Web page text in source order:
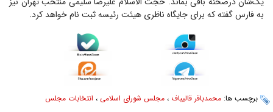
به فارس گفته که برای جایگاه ناظری هیئت رئیسه ثبت نام خواهد کرد.
برچسب ها: محمدباقر قالیباف ، مجلس شورای اسلامی ، انتخابات مجلس